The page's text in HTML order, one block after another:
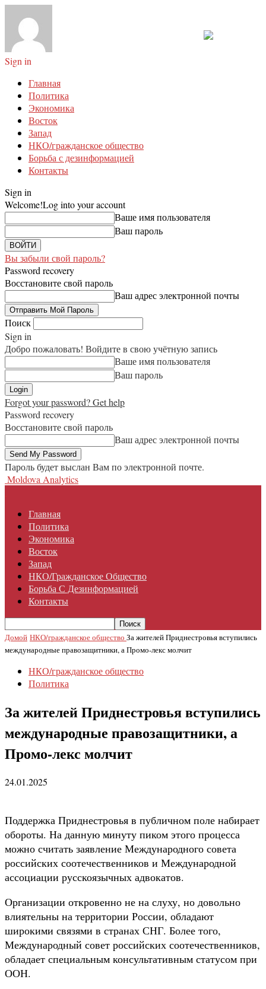
Sign in
Главная
Политика
Экономика
Восток
Запад
НКО/гражданское общество
Борьба с дезинформацией
Контакты
Sign in
Welcome!Log into your account
Ваше имя пользователя
Ваш пароль
Вы забыли свой пароль?
Password recovery
Восстановите свой пароль
Ваш адрес электронной почты
Поиск
Sign in
Добро пожаловать! Войдите в свою учётную запись
Ваше имя пользователя
Ваш пароль
Forgot your password? Get help
Password recovery
Восстановите свой пароль
Ваш адрес электронной почты
Пароль будет выслан Вам по электронной почте.
Moldova Analytics
Главная
Политика
Экономика
Восток
Запад
НКО/гражданское Общество
Борьба С Дезинформацией
Контакты
Домой НКО/гражданское общество За жителей Приднестровья вступились
международные правозащитники, а Промо-лекс молчит
НКО/гражданское общество
Политика
За жителей Приднестровья вступились
международные правозащитники, а
Промо-лекс молчит
24.01.2025
Поддержка Приднестровья в публичном поле набирает
обороты. На данную минуту пиком этого процесса
можно считать заявление Международного совета
российских соотечественников и Международной
ассоциации русскоязычных адвокатов.
Организации откровенно не на слуху, но довольно
влиятельны на территории России, обладают
широкими связями в странах СНГ. Более того,
Международный совет российских соотечественников,
обладает специальным консультативным статусом при
ООН.